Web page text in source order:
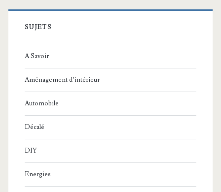
SUJETS
A Savoir
Aménagement d’intérieur
Automobile
Décalé
DIY
Energies